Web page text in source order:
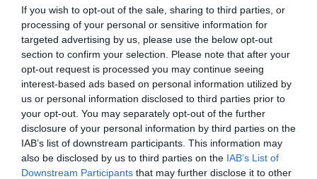
If you wish to opt-out of the sale, sharing to third parties, or
processing of your personal or sensitive information for
targeted advertising by us, please use the below opt-out
section to confirm your selection. Please note that after your
opt-out request is processed you may continue seeing
interest-based ads based on personal information utilized by
us or personal information disclosed to third parties prior to
your opt-out. You may separately opt-out of the further
disclosure of your personal information by third parties on the
IAB’s list of downstream participants. This information may
also be disclosed by us to third parties on the IAB’s List of
Downstream Participants that may further disclose it to other
Θερμές ευχαριστίες εκφράζονται προς όλους
όσοι συνέβαλαν στην επιτυχή πραγματοποίηση
της εκδήλωσης, προς τους δασκάλους των
τμημάτων, τους γονείς, τα παιδιά, τους
εθελοντές, τους συνεργάτες και όλους όσοι
στηρίζουν με αγάπη και προθυμία το έργο της
ενορίας.
Ιδιαίτερες ευχαριστίες απευθύνονται και προς
όσους τίμησαν με την παρουσία τους την
τελετή λήξεως, δείχνοντας έμπρακτα τη